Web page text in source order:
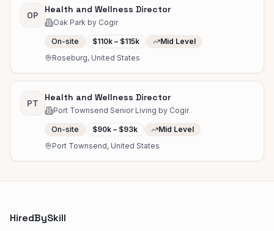
OP
Health and Wellness Director
Oak Park by Cogir
On-site $110k – $115k
Mid Level
Roseburg, United States
PT
Health and Wellness Director
Port Townsend Senior Living by Cogir
On-site $90k – $93k
Mid Level
Port Townsend, United States
HiredBySkill